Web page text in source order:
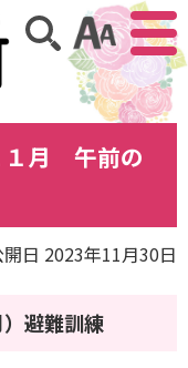
アクセ
サイト内検索
月 午前の
開日 2023年11月30日
避難訓練